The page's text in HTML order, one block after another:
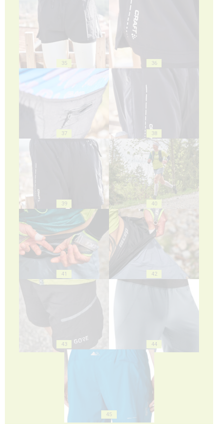
35 36
37 38
39 40
41 42
43 44
45